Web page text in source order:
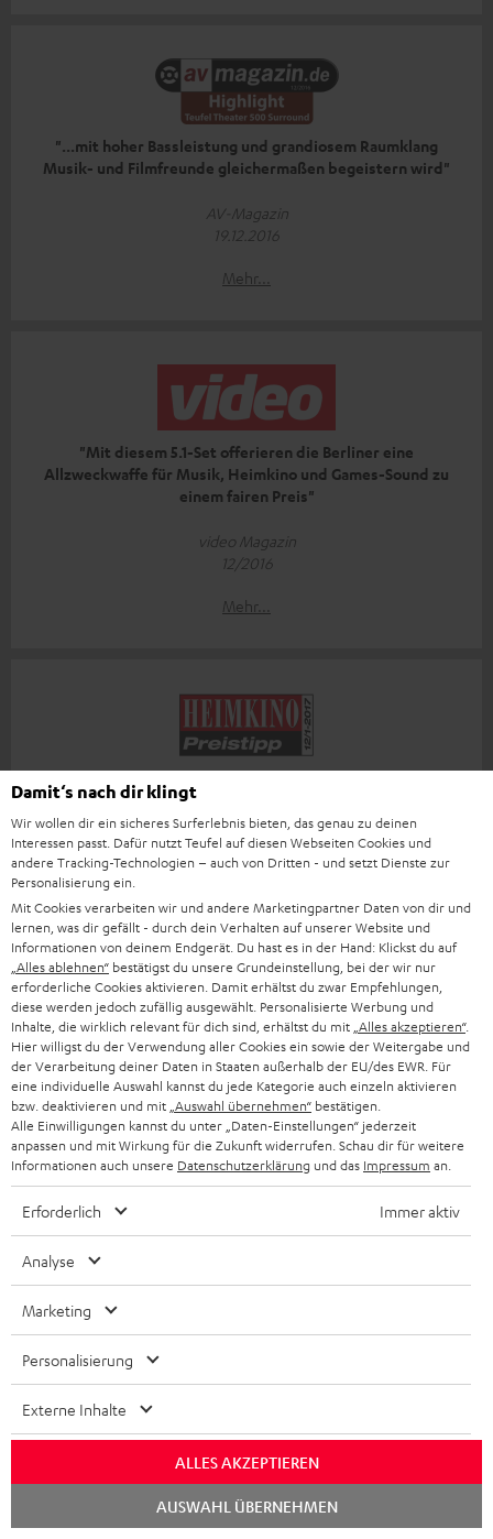
"...mit hoher Bassleistung und grandiosem Raumklang
Musik- und Filmfreunde gleichermaßen begeistern wird"
AV-Magazin
19.12.2016
Mehr...
"Mit diesem 5.1-Set offerieren die Berliner eine
Allzweckwaffe für Musik, Heimkino und Games-Sound zu
einem fairen Preis"
video Magazin
12/2016
Mehr...
"...legitimer, verbesserter Nachfolger eines echten
Heimkino Magazin
12-01/2017
Mehr...
Zubehör
Notwendiges Zubehör ist im Lieferumfang
enthalten.
Weiteres Zubehör
YAMAHA CD-S303
Panasonic Blu-ray Player
DP-UB154
Damit‘s nach dir klingt
Wir wollen dir ein sicheres Surferlebnis bieten, das genau zu deinen
Interessen passt. Dafür nutzt Teufel auf diesen Webseiten Cookies und
andere Tracking-Technologien – auch von Dritten - und setzt Dienste zur
Personalisierung ein.
Mit Cookies verarbeiten wir und andere Marketingpartner Daten von dir und
lernen, was dir gefällt - durch dein Verhalten auf unserer Website und
Informationen von deinem Endgerät. Du hast es in der Hand: Klickst du auf
„Alles ablehnen“ bestätigst du unsere Grundeinstellung, bei der wir nur
erforderliche Cookies aktivieren. Damit erhältst du zwar Empfehlungen,
diese werden jedoch zufällig ausgewählt. Personalisierte Werbung und
Inhalte, die wirklich relevant für dich sind, erhältst du mit „Alles akzeptieren“.
Hier willigst du der Verwendung aller Cookies ein sowie der Weitergabe und
der Verarbeitung deiner Daten in Staaten außerhalb der EU/des EWR. Für
eine individuelle Auswahl kannst du jede Kategorie auch einzeln aktivieren
bzw. deaktivieren und mit „Auswahl übernehmen“ bestätigen.
Alle Einwilligungen kannst du unter „Daten-Einstellungen“ jederzeit
anpassen und mit Wirkung für die Zukunft widerrufen. Schau dir für weitere
Informationen auch unsere Datenschutzerklärung und das Impressum an.
Erforderlich Immer aktiv
Analyse
Marketing
Personalisierung
Externe Inhalte
ALLES AKZEPTIEREN
AUSWAHL ÜBERNEHMEN